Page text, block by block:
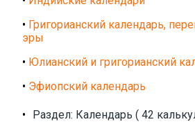
• Григорианский календарь,
эры
• Юлианский и григорианский
• Эфиопский календарь
• Раздел: Календарь ( 42